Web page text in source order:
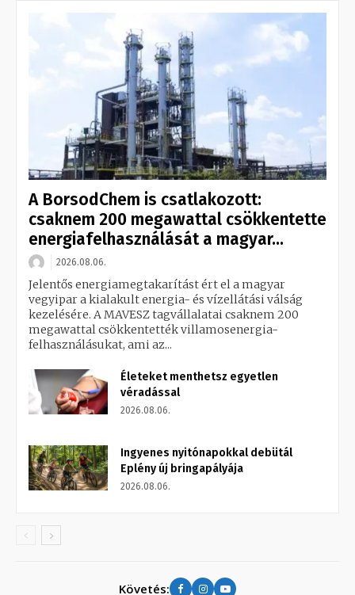
A BorsodChem is csatlakozott:
csaknem 200 megawattal csökkentette
energiafelhasználását a magyar...
2026.08.06.
Jelentős energiamegtakarítást ért el a magyar
vegyipar a kialakult energia- és vízellátási válság
kezelésére. A MAVESZ tagvállalatai csaknem 200
megawattal csökkentették villamosenergia-
felhasználásukat, ami az...
Életeket menthetsz egyetlen
véradással
2026.08.06.
Ingyenes nyitónapokkal debütál
Eplény új bringapályája
2026.08.06.
Követés: